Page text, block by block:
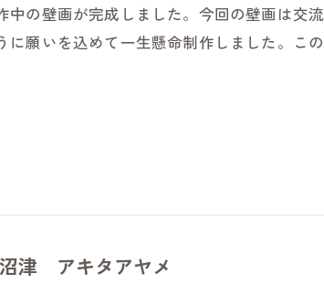
中の壁画が完成しました。今回の壁画は交
に願いを込めて一生懸命制作しました。こ
沼津 アキタアヤメ